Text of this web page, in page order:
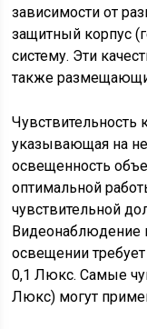
зависимости от
защитный корпус
систему. Эти
также
Чувствительность
указывающая на
освещенность
оптимальной
чувствительной
Видеонаблюдение
освещении
0,1 Люкс. Самые
Люкс) могут